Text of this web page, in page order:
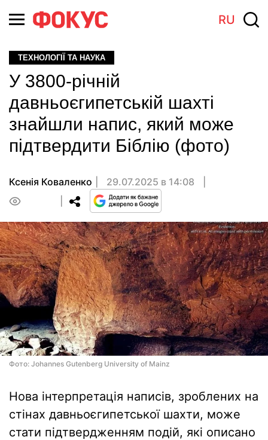
RU
ТЕХНОЛОГІЇ ТА НАУКА
У 3800-річній
давньоєгипетській шахті
знайшли напис, який може
підтвердити Біблію (фото)
Ксенія Коваленко
29.07.2025 в 14:08
Фото: Johannes Gutenberg University of Mainz
Нова інтерпретація написів, зроблених на
стінах давньоєгипетської шахти, може
стати підтвердженням подій, які описано